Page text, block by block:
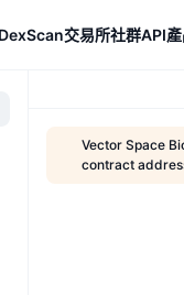
DexScan交易所社群API
Vector Space
contract